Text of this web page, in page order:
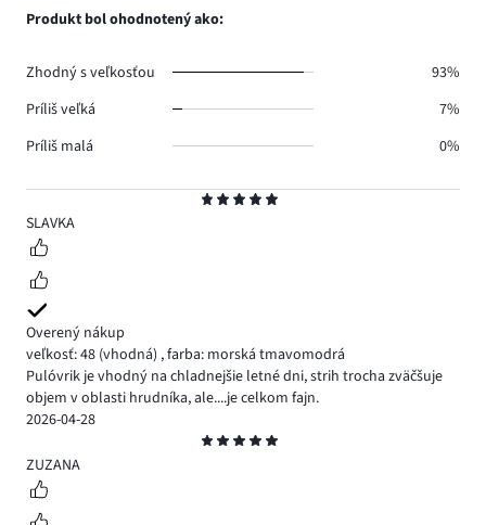
5
SLAVKA
Overený nákup
veľkosť: 48 (vhodná) ,farba: morská tmavomodrá
Pulóvrik je vhodný na chladnejšie letné dni, strih trocha zväčšuje
objem v oblasti hrudníka, ale....je celkom fajn.
2026-04-28
5
ZUZANA
Produkt bol ohodnotený ako:
Zhodný s veľkosťou
93%
Príliš veľká
7%
Príliš malá
0%